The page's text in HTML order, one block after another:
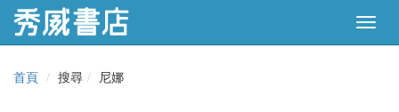
首頁 搜尋 尼娜